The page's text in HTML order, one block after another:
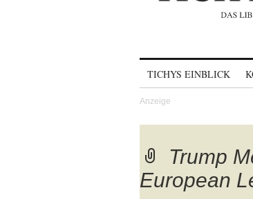
TICHYS EINBLICK
Trump
European